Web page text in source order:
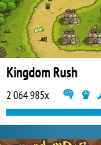
Kingdom Rush
2 064 985x